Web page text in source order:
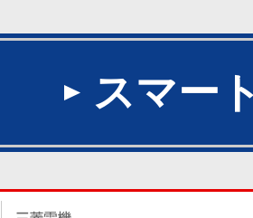
スマー